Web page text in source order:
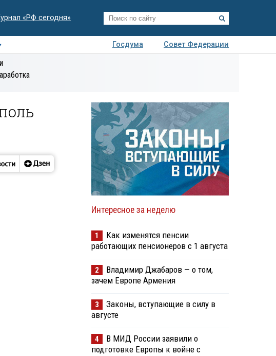
«РФ сегодня»
Госдума
Совет Федерации
Интересное за неделю
1
Как изменятся пенсии
работающих пенсионеров с 1 августа
2
Владимир Джабаров — о том,
зачем Европе Армения
3
Законы, вступающие в силу в
августе
4
В МИД России заявили о
подготовке Европы к войне с